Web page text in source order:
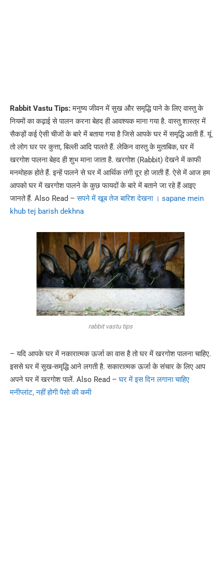
Rabbit Vastu Tips:मनुष्य जीवन में सुख और समृद्धि पाने के लिए वास्तु के
नियमों का कढ़ाई से पालन करना बेहद ही आवश्यक माना गया है. वास्तु शास्त्र में
सैकड़ों कई ऐसी चीजों के बारे में बताया गया है जिसे आपके घर में समृद्धि आती हैं. यूं
तो लोग घर पर कुत्ता, बिल्ली आदि पालते हैं. लेकिन वास्तु के मुताबिक, घर में
खरगोश पालना बेहद ही शुभ माना जाता है. खरगोश (Rabbit) देखने में काफी
मनमोहक होते हैं. इन्हें पालने से घर में आर्थिक तंगी दूर हो जाती हैं. ऐसे में आज हम
आपको घर में खरगोश पालने के कुछ फायदों के बारे में बताने जा रहे हैं आइए
जानते हैं. Also Read –सपने में खूब तेज बारिश देखना । sapane mein
khub tej barish dekhna
rabbit vastu tips
– यदि आपके घर में नकारात्मक ऊर्जा का वास है तो घर में खरगोश पालना चाहिए.
इससे घर में सुख-समृद्धि आने लगती है. सकारात्मक ऊर्जा के संचार के लिए आप
अपने घर में खरगोश पालें. Also Read –घर में इस दिन लगाना चाहिए
मनीप्लांट, नहीं होगी पैसो की कमी